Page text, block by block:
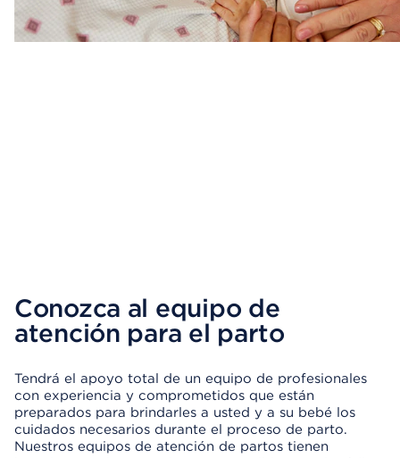
Conozca al equipo de
atención para el parto
Tendrá el apoyo total de un equipo de profesionales
con experiencia y comprometidos que están
preparados para brindarles a usted y a su bebé los
cuidados necesarios durante el proceso de parto.
Nuestros equipos de atención de partos tienen